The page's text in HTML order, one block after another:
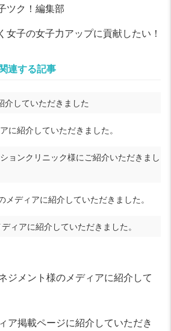
ツク！編集部
女子の女子力アップに貢献したい！
連する記事
介していただきました
に紹介していただきました。
ョンクリニック様にご紹介いただきまし
メディアに紹介していただきました。
ィアに紹介していただきました。
ジメント様のメディアに紹介して
ア掲載ページに紹介していただき